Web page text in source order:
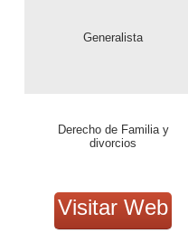
Generalista
Derecho de Familia y
divorcios
Visitar Web